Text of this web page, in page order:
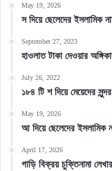
May 19, 2026
স দিয়ে ছেলেদের
September 27, 2023
হাওলাত টাকা দেওয়ার
July 26, 2022
১৮৪ টি শ দিয়ে মেয়েদের
May 19, 2026
আ দিয়ে ছেলেদের
April 17, 2026
গাড়ি বিক্রয় চুক্তিনামা